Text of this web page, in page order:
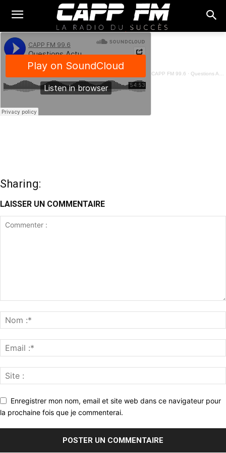
CAPP FM 99.6 · Questions Actuelles - Irené AGOSSA - 04 Juillet 2025
Sharing:
LAISSER UN COMMENTAIRE
Enregistrer mon nom, email et site web dans ce navigateur pour
la prochaine fois que je commenterai.